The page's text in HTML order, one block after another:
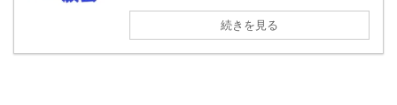
続きを見る